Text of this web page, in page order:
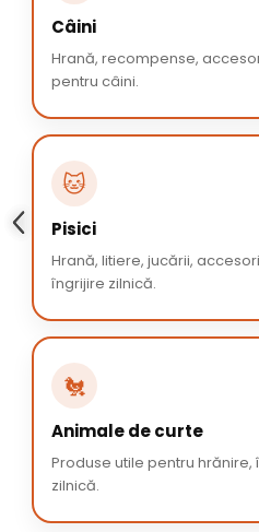
Câini
Hrană, recompense,
pentru câini.
🐱
Pisici
Hrană, litiere, jucării,
îngrijire zilnică.
🐔
Animale de curte
Produse utile pentru
zilnică.